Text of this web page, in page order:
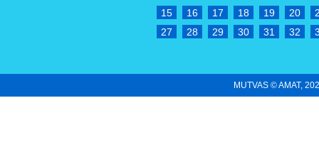
15
16 17 18 19 20
27
28 29 30 31 32
MUTVAS © AMAT,